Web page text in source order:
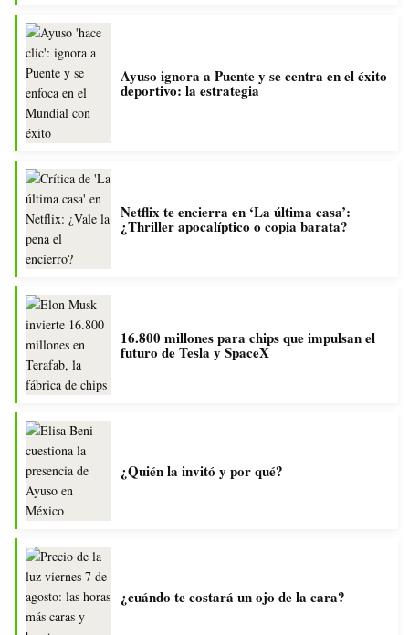
Ayuso ignora a Puente y se centra en el éxito
deportivo: la estrategia
Netflix te encierra en ‘La última casa’:
¿Thriller apocalíptico o copia barata?
16.800 millones para chips que impulsan el
futuro de Tesla y SpaceX
¿Quién la invitó y por qué?
¿cuándo te costará un ojo de la cara?